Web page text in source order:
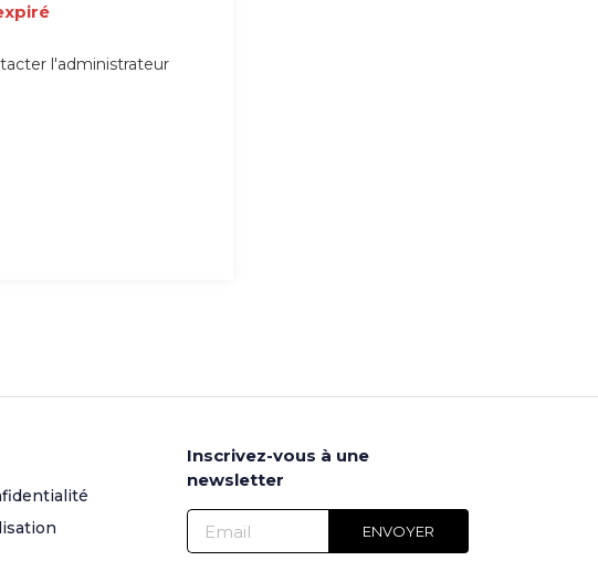
l'administrateur
Inscrivez-vous à une
newsletter